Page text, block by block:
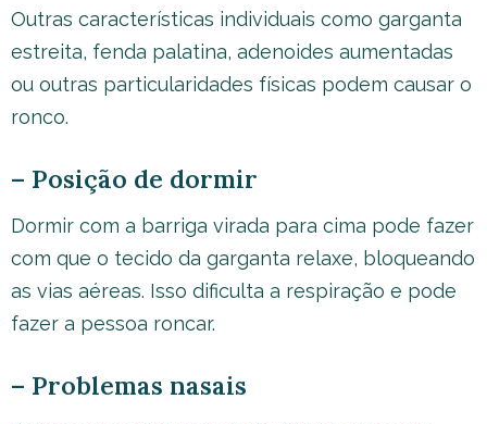
Outras características individuais como garganta
estreita, fenda palatina, adenoides aumentadas
ou outras particularidades físicas podem causar o
ronco.
– Posição de dormir
Dormir com a barriga virada para cima pode fazer
com que o tecido da garganta relaxe, bloqueando
as vias aéreas. Isso dificulta a respiração e pode
fazer a pessoa roncar.
– Problemas nasais